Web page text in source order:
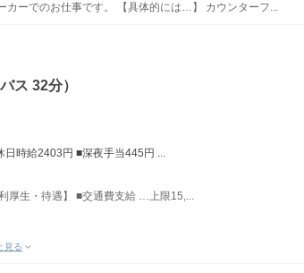
カーでのお仕事です。 【具体的には…】 カウンターフ...
ス 32分）
日時給2403円 ■深夜手当445円 ...
厚生・待遇】 ■交通費支給 …上限15,...
見る